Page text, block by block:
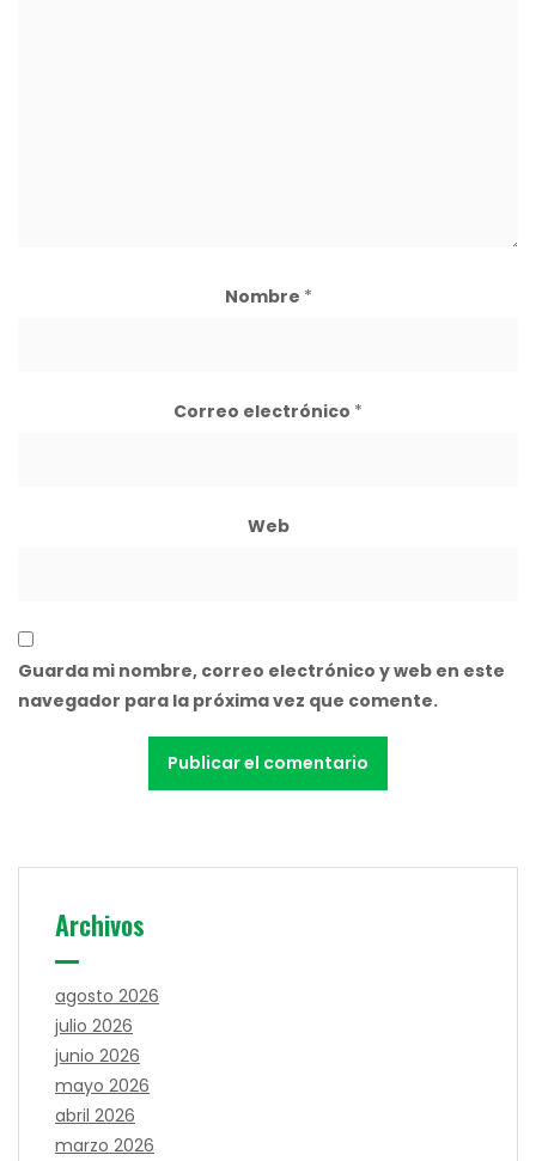
Nombre *
Correo electrónico *
Web
Guarda mi nombre, correo electrónico y web en este
navegador para la próxima vez que comente.
Archivos
agosto 2026
julio 2026
junio 2026
mayo 2026
abril 2026
marzo 2026